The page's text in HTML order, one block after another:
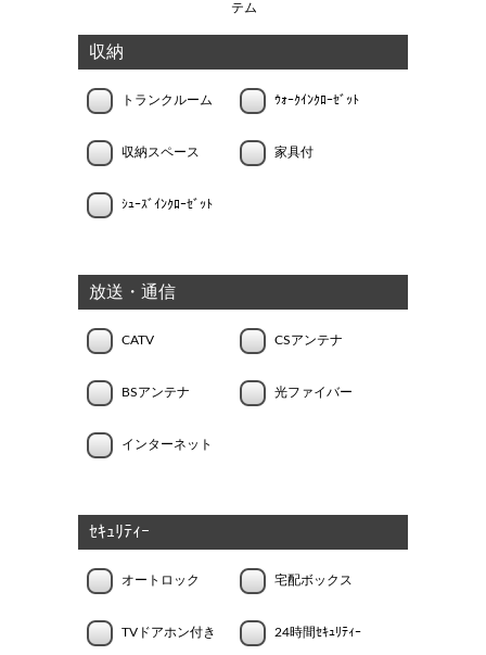
テム
収納
トランクルーム ｳｫｰｸｲﾝｸﾛｰｾﾞｯﾄ
収納スペース 家具付
ｼｭｰｽﾞｲﾝｸﾛｰｾﾞｯﾄ
放送・通信
CATV CSアンテナ
BSアンテナ 光ファイバー
インターネット
ｾｷｭﾘﾃｨｰ
オートロック 宅配ボックス
TVドアホン付き 24時間ｾｷｭﾘﾃｨｰ